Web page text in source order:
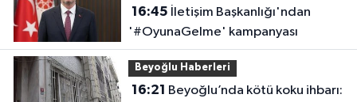
16:45
'#OyunaGelme' kampanyası
Beyoğlu Haberleri
16:21